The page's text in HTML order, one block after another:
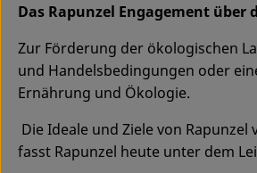
Das Rapunzel Engagement über
Zur Förderung der ökologischen
und Handelsbedingungen oder
Ernährung und Ökologie.
Die Ideale und Ziele von
fasst Rapunzel heute unter dem